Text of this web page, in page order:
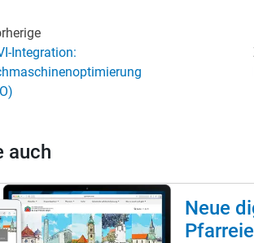
Integration:
auch
Neue